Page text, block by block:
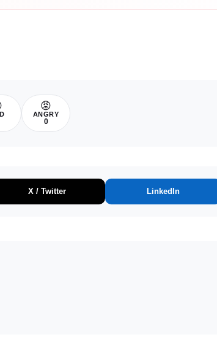
😡
ANGRY
0
X / Twitter LinkedIn